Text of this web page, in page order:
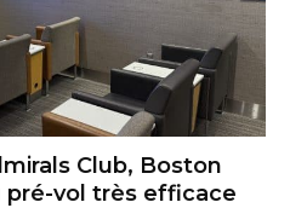
Club, Boston
pré-vol très efficace